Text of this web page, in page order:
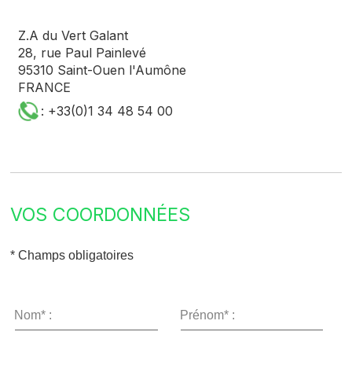
Z.A du Vert Galant
28, rue Paul Painlevé
95310 Saint-Ouen l'Aumône
FRANCE
: +33(0)1 34 48 54 00
VOS COORDONNÉES
* Champs obligatoires
Nom* : Prénom* :